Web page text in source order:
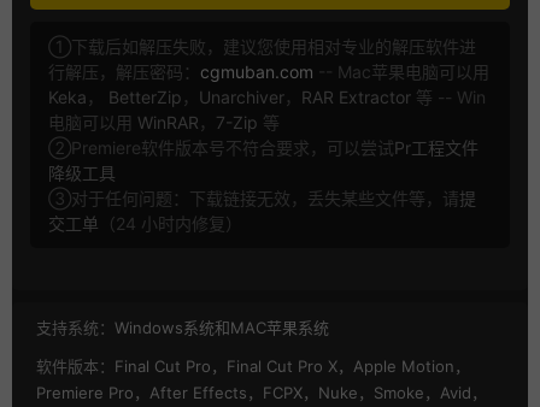
①下载后如解压失败，建议您使用相对专业的解压软件进
行解压，解压密码： cgmuban.com -- Mac苹果电脑可以用
Keka ， BetterZip ， Unarchiver， RAR Extractor 等 -- Win
电脑可以用 WinRAR ， 7-Zip 等
②Premiere软件版本号不符合要求，可以尝试Pr工程文件
降级工具
③对于任何问题：下载链接无效，丢失某些文件等，请提
交工单 （24 小时内修复）
支持系统： Windows系统和MAC苹果系统
软件版本： Final Cut Pro，Final Cut Pro X，Apple Motion，
Premiere Pro，After Effects，FCPX，Nuke，Smoke，Avid，